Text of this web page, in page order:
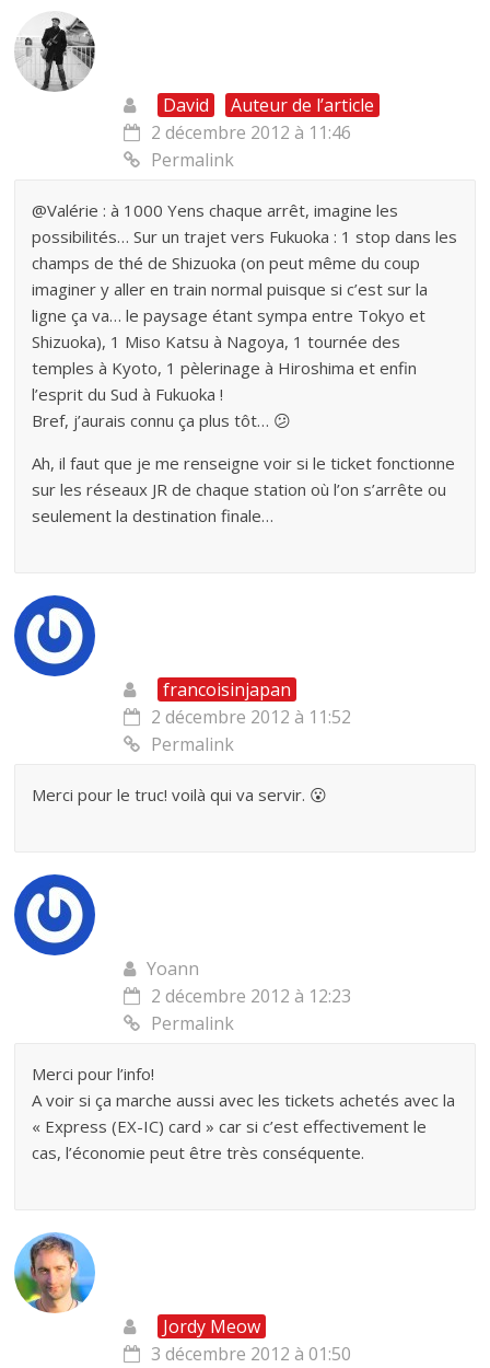
David
Auteur de l’article
2 décembre 2012 à 11:46
Permalink
@Valérie : à 1000 Yens chaque arrêt, imagine les
possibilités… Sur un trajet vers Fukuoka : 1 stop dans les
champs de thé de Shizuoka (on peut même du coup
imaginer y aller en train normal puisque si c’est sur la
ligne ça va… le paysage étant sympa entre Tokyo et
Shizuoka), 1 Miso Katsu à Nagoya, 1 tournée des
temples à Kyoto, 1 pèlerinage à Hiroshima et enfin
l’esprit du Sud à Fukuoka !
Bref, j’aurais connu ça plus tôt… 😕
Ah, il faut que je me renseigne voir si le ticket fonctionne
sur les réseaux JR de chaque station où l’on s’arrête ou
seulement la destination finale…
francoisinjapan
2 décembre 2012 à 11:52
Permalink
Merci pour le truc! voilà qui va servir. 😮
Yoann
2 décembre 2012 à 12:23
Permalink
Merci pour l’info!
A voir si ça marche aussi avec les tickets achetés avec la
« Express (EX-IC) card » car si c’est effectivement le
cas, l’économie peut être très conséquente.
Jordy Meow
3 décembre 2012 à 01:50